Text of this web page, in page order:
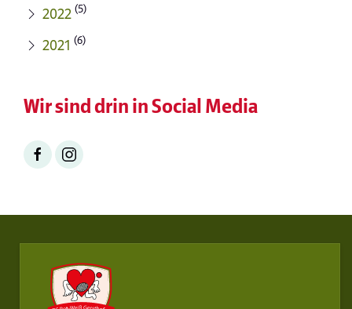
2022 (5)
2021 (6)
Wir sind drin in Social Media